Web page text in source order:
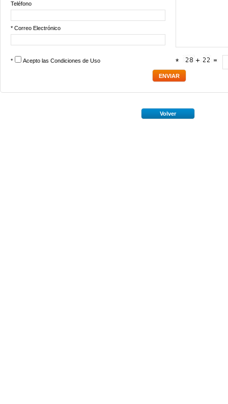
Teléfono
* Correo Electrónico
* Acepto las Condiciones de Uso *
Volver